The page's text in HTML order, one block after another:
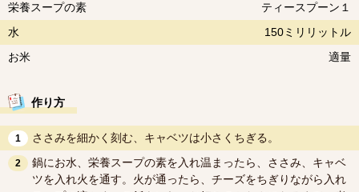
栄養スープの素
ティースプーン１
水
150ミリリットル
お米
適量
作り方
1 ささみを細かく刻む、キャベツは小さくちぎる。
2
鍋にお水、栄養スープの素を入れ温まったら、ささみ、キャベ
ツを入れ火を通す。火が通ったら、チーズをちぎりながら入れ